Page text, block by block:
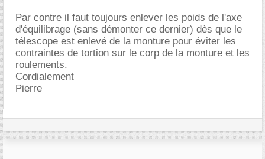
Par contre il faut toujours enlever les poids de l'axe
d'équilibrage (sans démonter ce dernier) dès que le
télescope est enlevé de la monture pour éviter les
contraintes de tortion sur le corp de la monture et les
roulements.
Cordialement
Pierre